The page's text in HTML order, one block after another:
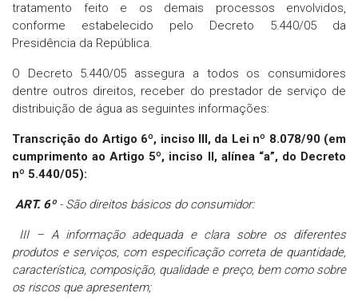
tratamento feito e os demais processos envolvidos,
conforme estabelecido pelo Decreto 5.440/05 da
Presidência da República.
O Decreto 5.440/05 assegura a todos os consumidores
dentre outros direitos, receber do prestador de serviço de
distribuição de água as seguintes informações:
Transcrição do Artigo 6º, inciso III, da Lei nº 8.078/90 (em
cumprimento ao Artigo 5º, inciso II, alínea “a”, do Decreto
nº 5.440/05):
ART. 6º- São direitos básicos do consumidor:
III – A informação adequada e clara sobre os diferentes
produtos e serviços, com especificação correta de quantidade,
característica, composição, qualidade e preço, bem como sobre
os riscos que apresentem;